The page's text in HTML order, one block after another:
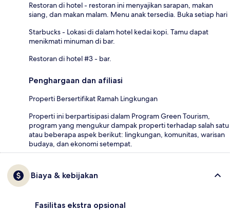
Restoran di hotel - restoran ini menyajikan sarapan, makan
siang, dan makan malam. Menu anak tersedia. Buka setiap hari
Starbucks - Lokasi di dalam hotel kedai kopi. Tamu dapat
menikmati minuman di bar.
Restoran di hotel #3 - bar.
Penghargaan dan afiliasi
Properti Bersertifikat Ramah Lingkungan
Properti ini berpartisipasi dalam Program Green Tourism,
program yang mengukur dampak properti terhadap salah satu
atau beberapa aspek berikut: lingkungan, komunitas, warisan
budaya, dan ekonomi setempat.
Biaya & kebijakan
Fasilitas ekstra opsional